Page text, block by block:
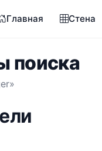
Главная Стена
поиска